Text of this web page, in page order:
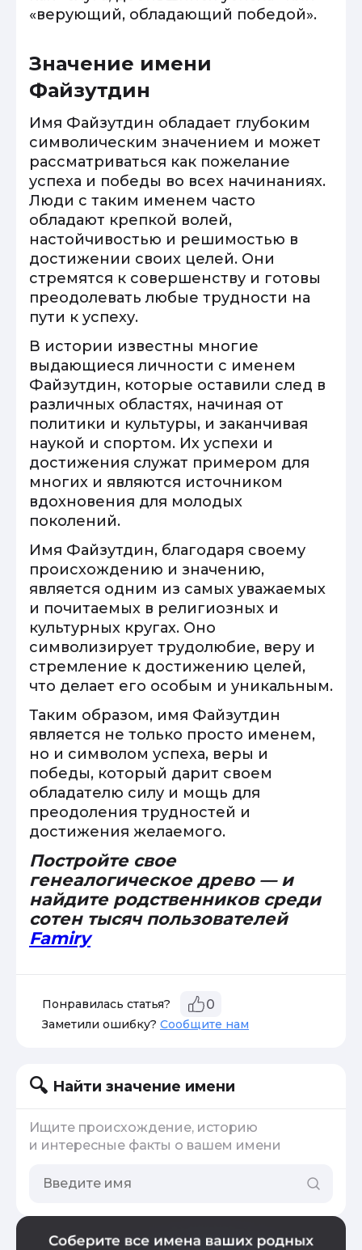
«верующий, обладающий победой».
Значение имени
Файзутдин
Имя Файзутдин обладает глубоким
символическим значением и может
рассматриваться как пожелание
успеха и победы во всех начинаниях.
Люди с таким именем часто
обладают крепкой волей,
настойчивостью и решимостью в
достижении своих целей. Они
стремятся к совершенству и готовы
преодолевать любые трудности на
пути к успеху.
В истории известны многие
выдающиеся личности с именем
Файзутдин, которые оставили след в
различных областях, начиная от
политики и культуры, и заканчивая
наукой и спортом. Их успехи и
достижения служат примером для
многих и являются источником
вдохновения для молодых
поколений.
Имя Файзутдин, благодаря своему
происхождению и значению,
является одним из самых уважаемых
и почитаемых в религиозных и
культурных кругах. Оно
символизирует трудолюбие, веру и
стремление к достижению целей,
что делает его особым и уникальным.
Таким образом, имя Файзутдин
является не только просто именем,
но и символом успеха, веры и
победы, который дарит своем
обладателю силу и мощь для
преодоления трудностей и
достижения желаемого.
Постройте свое
генеалогическое древо — и
найдите родственников среди
сотен тысяч пользователей
Famiry
Понравилась статья? 0
Заметили ошибку? Сообщите нам
Найти значение имени
Ищите происхождение, историю
и интересные факты о вашем имени